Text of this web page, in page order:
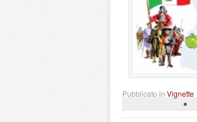
Pubblicato in Vignette